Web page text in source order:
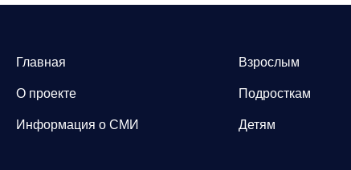
Главная
О проекте
Информация о СМИ
Взрослым
Подросткам
Детям